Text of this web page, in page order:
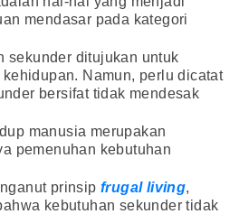
mendasar pada kategori
sekunder ditujukan untuk
Namun, perlu dicatat
bersifat tidak mendesak
manusia merupakan
pemenuhan kebutuhan
prinsip frugal living,
kebutuhan sekunder tidak